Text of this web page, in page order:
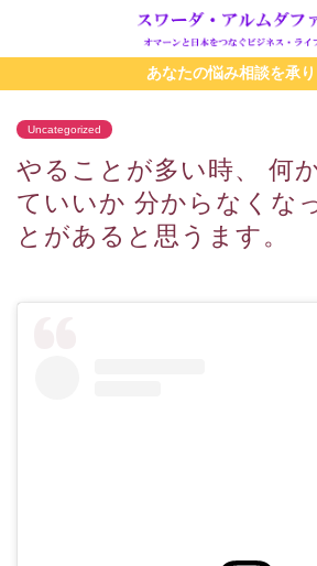
あなたの悩み相談を承
Uncategorized
やることが多い時、 何
ていいか 分からなくな
とがあると思うます。